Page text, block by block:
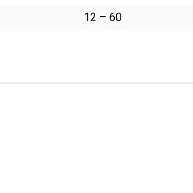
12 – 60